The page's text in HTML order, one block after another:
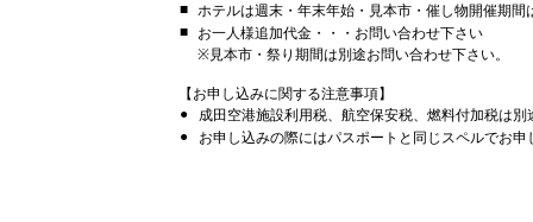
■ ホテルは週末・年末年始・見本市・催し物開催期
■
お一人様追加代金・・・お問い合わせ下さい
※見本市・祭り期間は別途お問い合わせ下さい。
【お申し込みに関する注意事項】
●
成田空港施設利用税、航空保安税、燃料付加税は
●
お申し込みの際にはパスポートと同じスペルでお